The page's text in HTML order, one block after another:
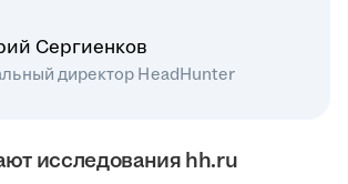
Сергиенков
директор HeadHunter
исследования hh.ru